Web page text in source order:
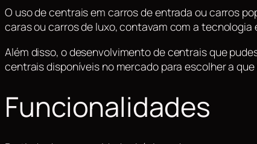
O uso de centrais em carros de entrada ou carros
caras ou carros de luxo, contavam com a tecnologia
Além disso, o desenvolvimento de centrais que
centrais disponíveis no mercado para escolher a
Funcionalidades